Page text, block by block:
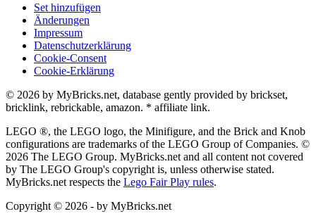
Set hinzufügen
Änderungen
Impressum
Datenschutzerklärung
Cookie-Consent
Cookie-Erklärung
© 2026 by MyBricks.net, database gently provided by brickset,
bricklink, rebrickable, amazon. * affiliate link.
LEGO ®, the LEGO logo, the Minifigure, and the Brick and Knob
configurations are trademarks of the LEGO Group of Companies. ©
2026 The LEGO Group. MyBricks.net and all content not covered
by The LEGO Group's copyright is, unless otherwise stated.
MyBricks.net respects the Lego Fair Play rules.
Copyright © 2026 - by MyBricks.net